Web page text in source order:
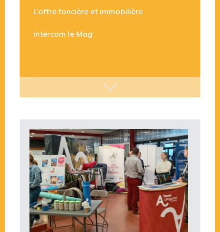
Les marchés publics
L’offre foncière et immobilière